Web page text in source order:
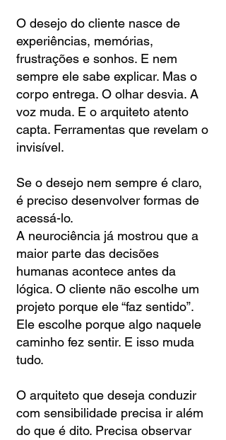
O desejo do cliente nasce de
experiências, memórias,
frustrações e sonhos. E nem
sempre ele sabe explicar. Mas o
corpo entrega. O olhar desvia. A
voz muda. E o arquiteto atento
capta. Ferramentas que revelam o
invisível.
Se o desejo nem sempre é claro,
é preciso desenvolver formas de
acessá-lo.
A neurociência já mostrou que a
maior parte das decisões
humanas acontece antes da
lógica. O cliente não escolhe um
projeto porque ele “faz sentido”.
Ele escolhe porque algo naquele
caminho fez sentir. E isso muda
tudo.
O arquiteto que deseja conduzir
com sensibilidade precisa ir além
do que é dito. Precisa observar